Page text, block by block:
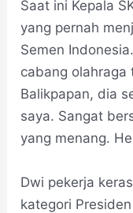
Saat ini Kepala
yang pernah
Semen
cabang olahraga
Balikpapan, dia
saya. Sangat
yang menang.
Dwi pekerja
kategori